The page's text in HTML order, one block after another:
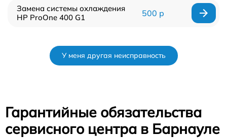
Замена системы охлаждения
HP ProOne 400 G1
500 р
У меня другая неисправность
Гарантийные обязательства
сервисного центра в Барнауле